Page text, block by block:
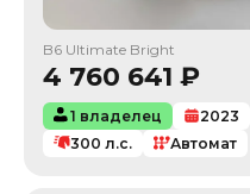
B6 Ultimate Bright
4 760 641 ₽
1 владелец 2023
300 л.с. Автомат